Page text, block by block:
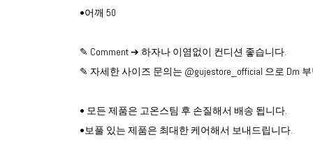
•어깨 50
✎ Comment ➔ 하자나 이염없이 컨디션 좋습니다.
✎ 자세한 사이즈 문의는 @gujestore_official 으로 Dm
• 모든 제품은 고온스팀 후 손질해서 배송 됩니다.
•보풀 있는 제품은 최대한 케어해서 보내드립니다.